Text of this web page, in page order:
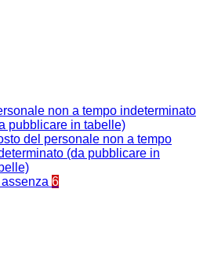
non a tempo indeterminato
pubblicare in tabelle)
del personale non a tempo
(da pubblicare in
6